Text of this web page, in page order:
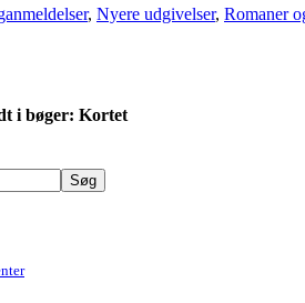
, Nyere udgivelser, Romaner
i bøger: Kortet